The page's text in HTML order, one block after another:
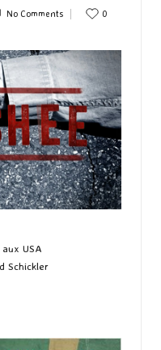
No Comments 0
USA
Schickler